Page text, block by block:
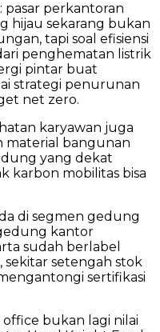
pasar perkantoran
hijau sekarang bukan
tapi soal efisiensi
penghematan listrik
pintar buat
strategi penurunan
net zero.
karyawan juga
material bangunan
yang dekat
karbon mobilitas bisa
di segmen gedung
kantor
sudah berlabel
sekitar setengah stok
sertifikasi
bukan lagi nilai